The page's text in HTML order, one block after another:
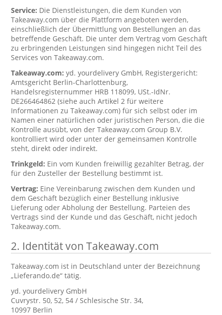
Service: Die Dienstleistungen, die dem Kunden von
Takeaway.com über die Plattform angeboten werden,
einschließlich der Übermittlung von Bestellungen an das
betreffende Geschäft. Die unter dem Vertrag vom Geschäft
zu erbringenden Leistungen sind hingegen nicht Teil des
Services von Takeaway.com.
Takeaway.com:yd. yourdelivery GmbH, Registergericht:
Amtsgericht Berlin-Charlottenburg,
Handelsregisternummer HRB 118099, USt.-IdNr.
DE266464862 (siehe auch Artikel 2 für weitere
Informationen zu Takeaway.com) für sich selbst oder im
Namen einer natürlichen oder juristischen Person, die die
Kontrolle ausübt, von der Takeaway.com Group B.V.
kontrolliert wird oder unter der gemeinsamen Kontrolle
steht, direkt oder indirekt.
Trinkgeld: Ein vom Kunden freiwillig gezahlter Betrag, der
für den Zusteller der Bestellung bestimmt ist.
Vertrag: Eine Vereinbarung zwischen dem Kunden und
dem Geschäft bezüglich einer Bestellung inklusive
Lieferung oder Abholung der Bestellung. Parteien des
Vertrags sind der Kunde und das Geschäft, nicht jedoch
Takeaway.com.
2. Identität von Takeaway.com
Takeaway.com ist in Deutschland unter der Bezeichnung
„Lieferando.de“ tätig.
yd. yourdelivery GmbH
Cuvrystr. 50, 52, 54 / Schlesische Str. 34,
10997 Berlin